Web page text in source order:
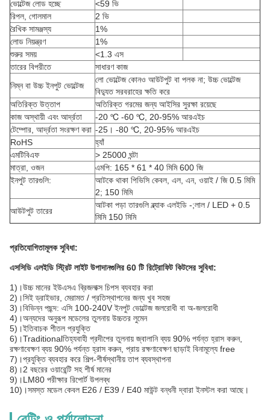
ভোল্টেজ লোড হচ্ছে
<59 ভি
রিপল, গোলমাল
2 ভি
রৈখিক সামঞ্জস্য
1%
লোড নিয়ন্ত্রণ
1%
শুরুর সময়
<1.3 এস
তারের বিপরীতে
সাধারণ কাজ
নিম্ন বা উচ্চ ইনপুট ভোল্টেজ
লো ভোল্টেজ কোনও আউটপুট বা পলক না; উচ্চ ভোল্টেজ
বিদ্যুত সরবরাহের ক্ষতি করে
অতিরিক্ত উত্তাপ
অতিরিক্ত গরমের জন্য আইসির সুরক্ষা রয়েছে
কাজ অস্থায়ী এবং আর্দ্রতা
-20 ℃ -60 ℃, 20-95% আরএইচ
টেম্পোর, আর্দ্রতা সংরক্ষণ করা -25। -80 ℃, 20-95% আরএইচ
RoHS
হ্যাঁ
এমটিবিএফ
> 25000 ঘন্টা
মাত্রা, ওজন
এমপি: 165 * 61 * 40 মিমি 600 জি
ইনপুট তারগুলি:
আটকে থাকা পিভিসি কেবল, এল, এন, ওয়াই / জি 0.5 মিমি
2; 150 মিমি
আউটপুট তারের
আটকা পড়া তারগুলি ব্ল্যাক এলইডি -;লাল / LED + 0.5
মিমি 150 মিমি
প্রতিযোগিতামূলক সুবিধা:
এসসিডি এলইডি স্ট্রিট লাইট উপাদানগুলির 60 টি রিট্রোফিট কিটসের সুবিধা:
1)।উচ্চ মানের ইউএসএ ব্রিজলাক্স চিপস ব্যবহার করা
2)।সিই ড্রাইভার, মেরামত / প্রতিস্থাপনের জন্য খুব সহজ
3)।বিভিন্ন পছন্দ: এসি 100-240V ইনপুট ভোল্টেজ জলরোধী বা অ-জলরোধী
4)।অন্যদের অনুরূপ মডেলের তুলনায় উচ্চতর লুমেন
5)।ইতিবাচক শীতল প্রযুক্তি
6)।Traditionalতিহ্যবাহী প্রদীপের তুলনায় জ্বালানি ব্যয় 90% পর্যন্ত হ্রাস করুন,
রক্ষণাবেক্ষণ ব্যয় 90% পর্যন্ত হ্রাস করুন, প্রায় রক্ষণাবেক্ষণ ছাড়াই বিনামূল্যে free
7)।প্রযুক্তি ব্যবহার করে শিল্প-শীর্ষস্থানীয় তাপ ব্যবস্থাপনা
8)।2 বছরের ওয়ারেন্টি সহ শীর্ষ মানের
9)।LM80 পরীক্ষার রিপোর্ট উপলব্ধ
10)।সমস্ত মডেল কেবল E26 / E39 / E40 মাউন্ট বন্ধনী দ্বারা ইনস্টল করা আছে।